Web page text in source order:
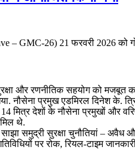
– GMC-26) 21 फरवरी 2026 को
और रणनीतिक सहयोग को मजबूत
नौसेना प्रमुख एडमिरल दिनेश के.
मित्र देशों के नौसेना प्रमुखों और
थे.
साझा समुद्री सुरक्षा चुनौतियां –
पर रोक, रियल-टाइम